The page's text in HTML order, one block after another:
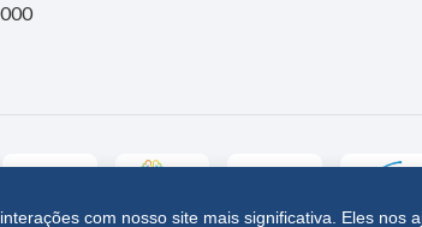
com nosso site mais significativa. Eles nos